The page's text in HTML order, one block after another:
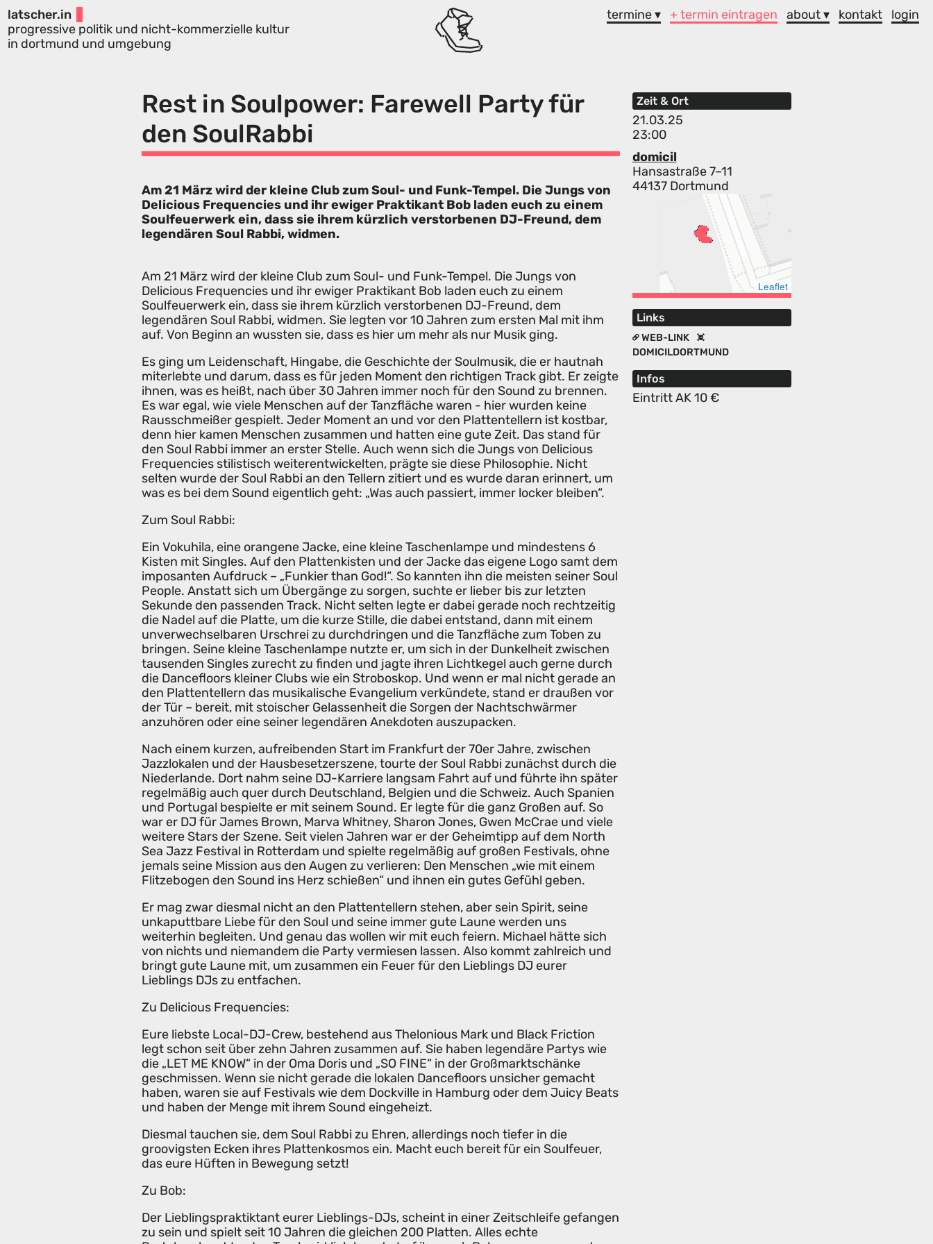
latscher.in
progressive politik und nicht-kommerzielle kultur
in dortmund und umgebung
termine ▾ + termin eintragen about ▾ kontakt login
Rest in Soulpower: Farewell Party für
den SoulRabbi
Zeit & Ort
21.03.25
23:00
domicil
Hansastraße 7–11
44137 Dortmund
Leaflet
Links
WEB-LINK
DOMICILDORTMUND
Infos
Eintritt AK 10 €
Am 21 März wird der kleine Club zum Soul- und Funk-Tempel. Die Jungs von
Delicious Frequencies und ihr ewiger Praktikant Bob laden euch zu einem
Soulfeuerwerk ein, dass sie ihrem kürzlich verstorbenen DJ-Freund, dem
legendären Soul Rabbi, widmen.
Am 21 März wird der kleine Club zum Soul- und Funk-Tempel. Die Jungs von
Delicious Frequencies und ihr ewiger Praktikant Bob laden euch zu einem
Soulfeuerwerk ein, dass sie ihrem kürzlich verstorbenen DJ-Freund, dem
legendären Soul Rabbi, widmen. Sie legten vor 10 Jahren zum ersten Mal mit ihm
auf. Von Beginn an wussten sie, dass es hier um mehr als nur Musik ging.
Es ging um Leidenschaft, Hingabe, die Geschichte der Soulmusik, die er hautnah
miterlebte und darum, dass es für jeden Moment den richtigen Track gibt. Er zeigte
ihnen, was es heißt, nach über 30 Jahren immer noch für den Sound zu brennen.
Es war egal, wie viele Menschen auf der Tanzfläche waren - hier wurden keine
Rausschmeißer gespielt. Jeder Moment an und vor den Plattentellern ist kostbar,
denn hier kamen Menschen zusammen und hatten eine gute Zeit. Das stand für
den Soul Rabbi immer an erster Stelle. Auch wenn sich die Jungs von Delicious
Frequencies stilistisch weiterentwickelten, prägte sie diese Philosophie. Nicht
selten wurde der Soul Rabbi an den Tellern zitiert und es wurde daran erinnert, um
was es bei dem Sound eigentlich geht: „Was auch passiert, immer locker bleiben“.
Zum Soul Rabbi:
Ein Vokuhila, eine orangene Jacke, eine kleine Taschenlampe und mindestens 6
Kisten mit Singles. Auf den Plattenkisten und der Jacke das eigene Logo samt dem
imposanten Aufdruck – „Funkier than God!“. So kannten ihn die meisten seiner Soul
People. Anstatt sich um Übergänge zu sorgen, suchte er lieber bis zur letzten
Sekunde den passenden Track. Nicht selten legte er dabei gerade noch rechtzeitig
die Nadel auf die Platte, um die kurze Stille, die dabei entstand, dann mit einem
unverwechselbaren Urschrei zu durchdringen und die Tanzfläche zum Toben zu
bringen. Seine kleine Taschenlampe nutzte er, um sich in der Dunkelheit zwischen
tausenden Singles zurecht zu finden und jagte ihren Lichtkegel auch gerne durch
die Dancefloors kleiner Clubs wie ein Stroboskop. Und wenn er mal nicht gerade an
den Plattentellern das musikalische Evangelium verkündete, stand er draußen vor
der Tür – bereit, mit stoischer Gelassenheit die Sorgen der Nachtschwärmer
anzuhören oder eine seiner legendären Anekdoten auszupacken.
Nach einem kurzen, aufreibenden Start im Frankfurt der 70er Jahre, zwischen
Jazzlokalen und der Hausbesetzerszene, tourte der Soul Rabbi zunächst durch die
Niederlande. Dort nahm seine DJ-Karriere langsam Fahrt auf und führte ihn später
regelmäßig auch quer durch Deutschland, Belgien und die Schweiz. Auch Spanien
und Portugal bespielte er mit seinem Sound. Er legte für die ganz Großen auf. So
war er DJ für James Brown, Marva Whitney, Sharon Jones, Gwen McCrae und viele
weitere Stars der Szene. Seit vielen Jahren war er der Geheimtipp auf dem North
Sea Jazz Festival in Rotterdam und spielte regelmäßig auf großen Festivals, ohne
jemals seine Mission aus den Augen zu verlieren: Den Menschen „wie mit einem
Flitzebogen den Sound ins Herz schießen“ und ihnen ein gutes Gefühl geben.
Er mag zwar diesmal nicht an den Plattentellern stehen, aber sein Spirit, seine
unkaputtbare Liebe für den Soul und seine immer gute Laune werden uns
weiterhin begleiten. Und genau das wollen wir mit euch feiern. Michael hätte sich
von nichts und niemandem die Party vermiesen lassen. Also kommt zahlreich und
bringt gute Laune mit, um zusammen ein Feuer für den Lieblings DJ eurer
Lieblings DJs zu entfachen.
Zu Delicious Frequencies:
Eure liebste Local-DJ-Crew, bestehend aus Thelonious Mark und Black Friction
legt schon seit über zehn Jahren zusammen auf. Sie haben legendäre Partys wie
die „LET ME KNOW“ in der Oma Doris und „SO FINE“ in der Großmarktschänke
geschmissen. Wenn sie nicht gerade die lokalen Dancefloors unsicher gemacht
haben, waren sie auf Festivals wie dem Dockville in Hamburg oder dem Juicy Beats
und haben der Menge mit ihrem Sound eingeheizt.
Diesmal tauchen sie, dem Soul Rabbi zu Ehren, allerdings noch tiefer in die
groovigsten Ecken ihres Plattenkosmos ein. Macht euch bereit für ein Soulfeuer,
das eure Hüften in Bewegung setzt!
Zu Bob:
Der Lieblingspraktiktant eurer Lieblings-DJs, scheint in einer Zeitschleife gefangen
zu sein und spielt seit 10 Jahren die gleichen 200 Platten. Alles echte